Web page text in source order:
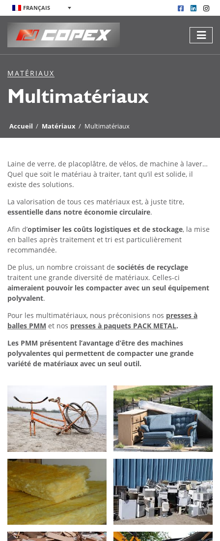
FRANÇAIS
MATÉRIAUX
Multimatériaux
Accueil / Matériaux / Multimatériaux
Laine de verre, de placoplâtre, de vélos, de machine à laver…
Quel que soit le matériau à traiter, tant qu’il est solide, il
existe des solutions.
La valorisation de tous ces matériaux est, à juste titre,
essentielle dans notre économie circulaire.
Afin d’optimiser les coûts logistiques et de stockage, la mise
en balles après traitement et tri est particulièrement
recommandée.
De plus, un nombre croissant de sociétés de recyclage
traitent une grande diversité de matériaux. Celles-ci
aimeraient pouvoir les compacter avec un seul équipement
polyvalent.
Pour les multimatériaux, nous préconisions nos presses à
balles PMM et nos presses à paquets PACK METAL.
Les PMM présentent l’avantage d’être des machines
polyvalentes qui permettent de compacter une grande
variété de matériaux avec un seul outil.